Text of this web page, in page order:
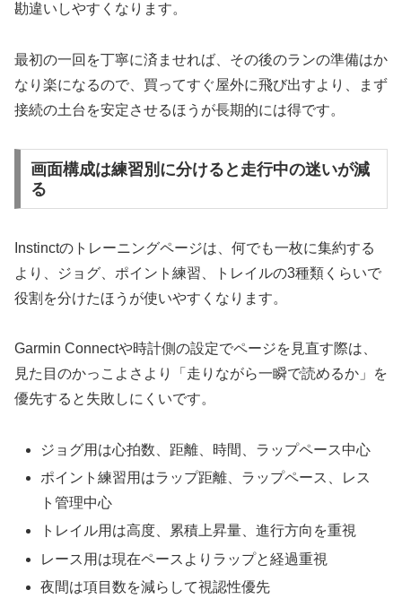
勘違いしやすくなります。
最初の一回を丁寧に済ませれば、その後のランの準備はか
なり楽になるので、買ってすぐ屋外に飛び出すより、まず
接続の土台を安定させるほうが長期的には得です。
画面構成は練習別に分けると走行中の迷いが減
る
Instinctのトレーニングページは、何でも一枚に集約する
より、ジョグ、ポイント練習、トレイルの3種類くらいで
役割を分けたほうが使いやすくなります。
Garmin Connectや時計側の設定でページを見直す際は、
見た目のかっこよさより「走りながら一瞬で読めるか」を
優先すると失敗しにくいです。
ジョグ用は心拍数、距離、時間、ラップペース中心
ポイント練習用はラップ距離、ラップペース、レス
ト管理中心
トレイル用は高度、累積上昇量、進行方向を重視
レース用は現在ペースよりラップと経過重視
夜間は項目数を減らして視認性優先